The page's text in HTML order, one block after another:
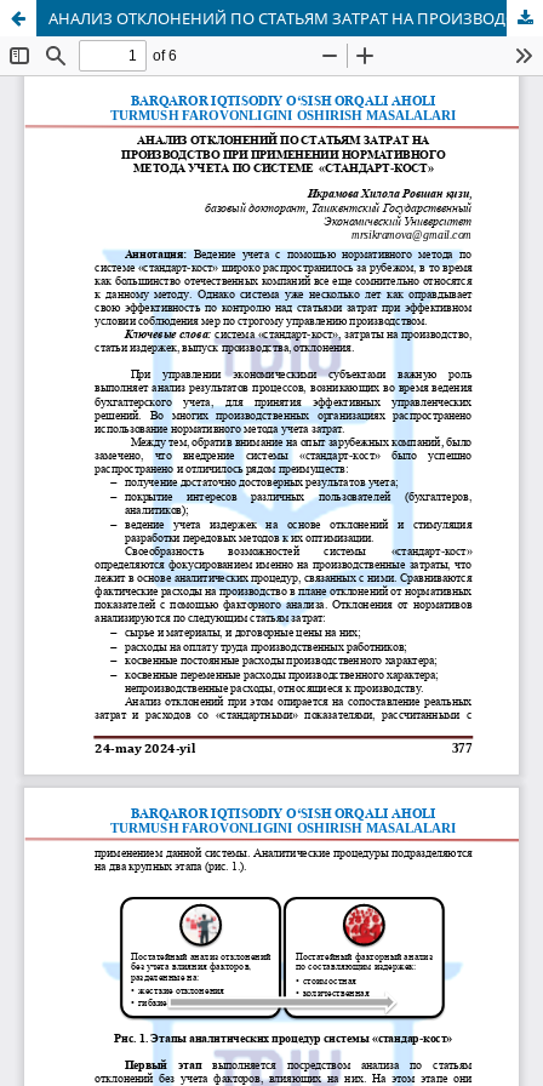
АНАЛИЗ ОТКЛОНЕНИЙ ПО СТАТЬЯМ ЗАТРАТ НА ПРОИЗВОДСТВО ПРИ ПРИМЕНЕНИИ НОРМАТИВНОГО МЕТОДА УЧЕТА ПО СИСТЕМЕ «СТАНДАРТ-КОСТ»